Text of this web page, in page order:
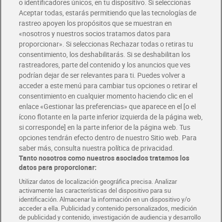
Envío gratis por compras superiores a 100€
Envío estandar por 4,99€
Glovo y Uber Eats
Solicita tu factura de Glovo o Uber Eats
Únete al CLUB Dia
Disfruta las ventajas y ofertas exclusivas.
Descárgate la APP Dia
Folletos y Tiendas
Descubre las mejores ofertas y busca tu tienda más cercana
Tarjeta MaX Dia
Te devuelve hasta 8€/mes de tus compras.
¡Solicita tu tarjeta de crédito aquí!
COMER MEJOR CADA DIA
COLABORA CON DIA ABRE TU TIENDA DIA CORPORATE
o identificadores únicos, en tu dispositivo. Si seleccionas
Aceptar todas, estarás permitiendo que las tecnologías de
rastreo apoyen los propósitos que se muestran en
«nosotros y nuestros socios tratamos datos para
proporcionar». Si seleccionas Rechazar todas o retiras tu
consentimiento, los deshabilitarás. Si se deshabilitan los
rastreadores, parte del contenido y los anuncios que ves
podrían dejar de ser relevantes para ti. Puedes volver a
acceder a este menú para cambiar tus opciones o retirar el
consentimiento en cualquier momento haciendo clic en el
enlace «Gestionar las preferencias» que aparece en el [o el
ícono flotante en la parte inferior izquierda de la página web,
si corresponde] en la parte inferior de la página web. Tus
opciones tendrán efecto dentro de nuestro Sitio web. Para
saber más, consulta nuestra política de privacidad.
Tanto nosotros como nuestros asociados tratamos los
datos para proporcionar:
Utilizar datos de localización geográfica precisa. Analizar
activamente las características del dispositivo para su
identificación. Almacenar la información en un dispositivo y/o
acceder a ella. Publicidad y contenido personalizados, medición
de publicidad y contenido, investigación de audiencia y desarrollo